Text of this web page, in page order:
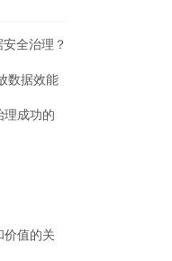
全治理？
数据效能
理成功的
价值的关